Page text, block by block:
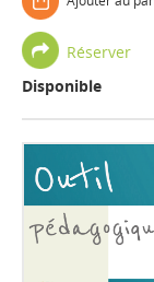
Réserver
Disponible